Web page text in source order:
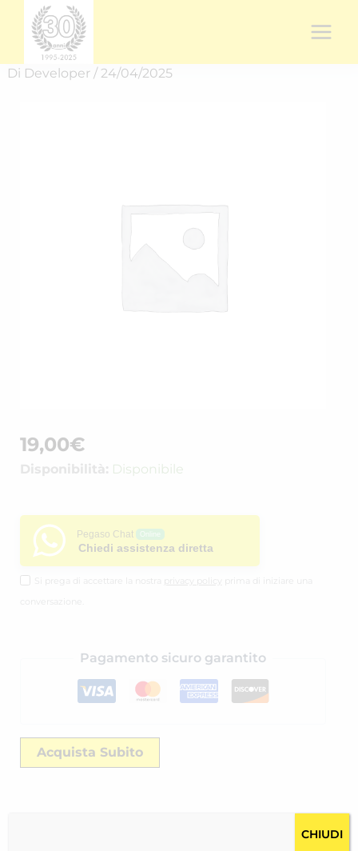
contenuto
Di Developer / 24/04/2025
19,00€
Disponibilità: Disponibile
Pegaso Chat
Chiedi assistenza diretta
Si prega di accettare la nostra privacy policy
prima di iniziare una
Pagamento sicuro garantito
Acquista Subito
CHIUDI